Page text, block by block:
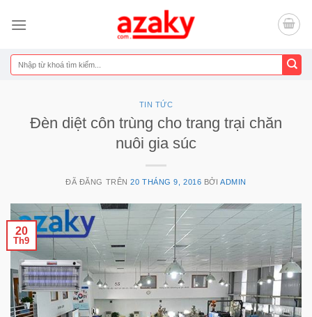
đến
dung
Tìm
kiếm:
TIN TỨC
Đèn diệt côn trùng cho trang trại chăn
nuôi gia súc
ĐÃ ĐĂNG TRÊN20 THÁNG 9, 2016 BỞIADMIN
20
Th9